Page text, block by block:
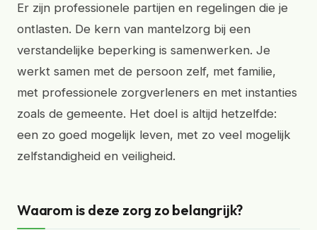
Er zijn professionele partijen en regelingen die je
ontlasten. De kern van mantelzorg bij een
verstandelijke beperking is samenwerken. Je
werkt samen met de persoon zelf, met familie,
met professionele zorgverleners en met instanties
zoals de gemeente. Het doel is altijd hetzelfde:
een zo goed mogelijk leven, met zo veel mogelijk
zelfstandigheid en veiligheid.
Waarom is deze zorg zo belangrijk?